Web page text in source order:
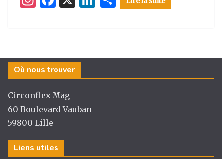
g
ra
m
b
o
o
k
dI
n
ar
er
Où nous trouver
Circonflex Mag
60 Boulevard Vauban
59800 Lille
Liens utiles